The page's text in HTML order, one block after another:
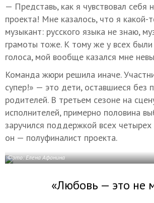
— Представь, как я чувствовал себя
проекта! Мне казалось, что я какой-
музыкант: русского языка не знаю,
грамоты тоже. К тому же у всех были
голоса, мой вообще казался мне
Команда жюри решила иначе.
супер!» — это дети, оставшиеся без
родителей. В третьем сезоне на
исполнителей, примерно половина
заручился поддержкой всех четырех
он — полуфиналист проекта.
Фото: Елена Афонина
«Любовь — это не